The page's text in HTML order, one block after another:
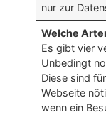
nur zur
Welche
Es gibt vier
Unbedingt
Diese sind
Webseite
wenn ein